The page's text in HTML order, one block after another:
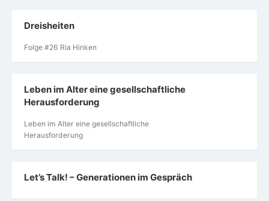
Dreisheiten
Folge #26 Ria Hinken
Leben im Alter eine gesellschaftliche
Herausforderung
Leben im Alter eine gesellschaftliche
Herausforderung
Let’s Talk! – Generationen im Gespräch